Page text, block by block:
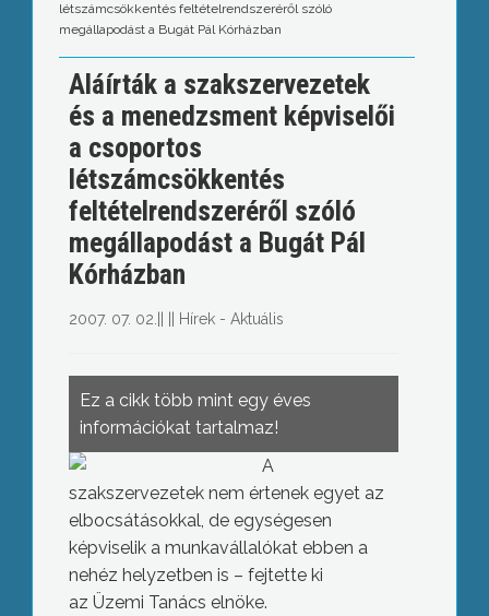
létszámcsökkentés feltételrendszeréről szóló
megállapodást a Bugát Pál Kórházban
Aláírták a szakszervezetek
és a menedzsment képviselői
a csoportos
létszámcsökkentés
feltételrendszeréről szóló
megállapodást a Bugát Pál
Kórházban
2007. 07. 02. Hírek - Aktuális
Ez a cikk több mint egy éves
információkat tartalmaz!
A
szakszervezetek nem értenek egyet az
elbocsátásokkal, de egységesen
képviselik a munkavállalókat ebben a
nehéz helyzetben is – fejtette ki
az Üzemi Tanács elnöke.